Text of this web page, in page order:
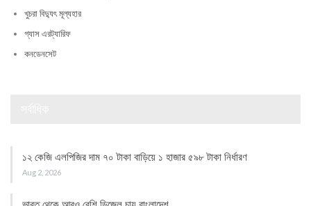
খুচরা বিদ্যুৎ মূল্যহার
গ্যাস এরট্যারিফ
কনডেনসেট
১২ কেজি এলপিজির দাম ৭০ টাকা বাড়িয়ে ১ হাজার ৫৯৮ টাকা নির্ধারণ
Aug 2, 2026